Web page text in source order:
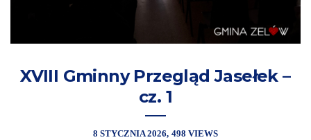
XVIII Gminny Przegląd Jasełek –
cz. 1
8 STYCZNIA 2026 498 VIEWS